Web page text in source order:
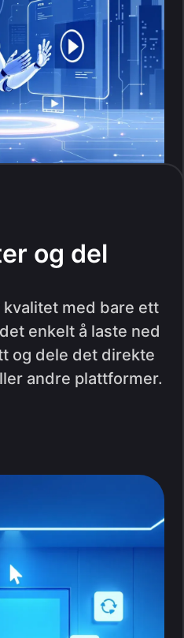
og del
med bare ett
enkelt å laste ned
og dele det direkte
andre plattformer.